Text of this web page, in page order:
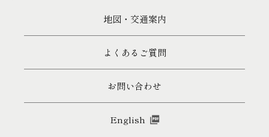
地図・交通案内
よくあるご質問
お問い合わせ
English